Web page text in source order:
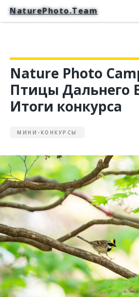
NaturePhoto.Team
NaturePhoto.Team
Nature Photo
Птицы Дальнего
Итоги конкурса
МИНИ-КОНКУРСЫ